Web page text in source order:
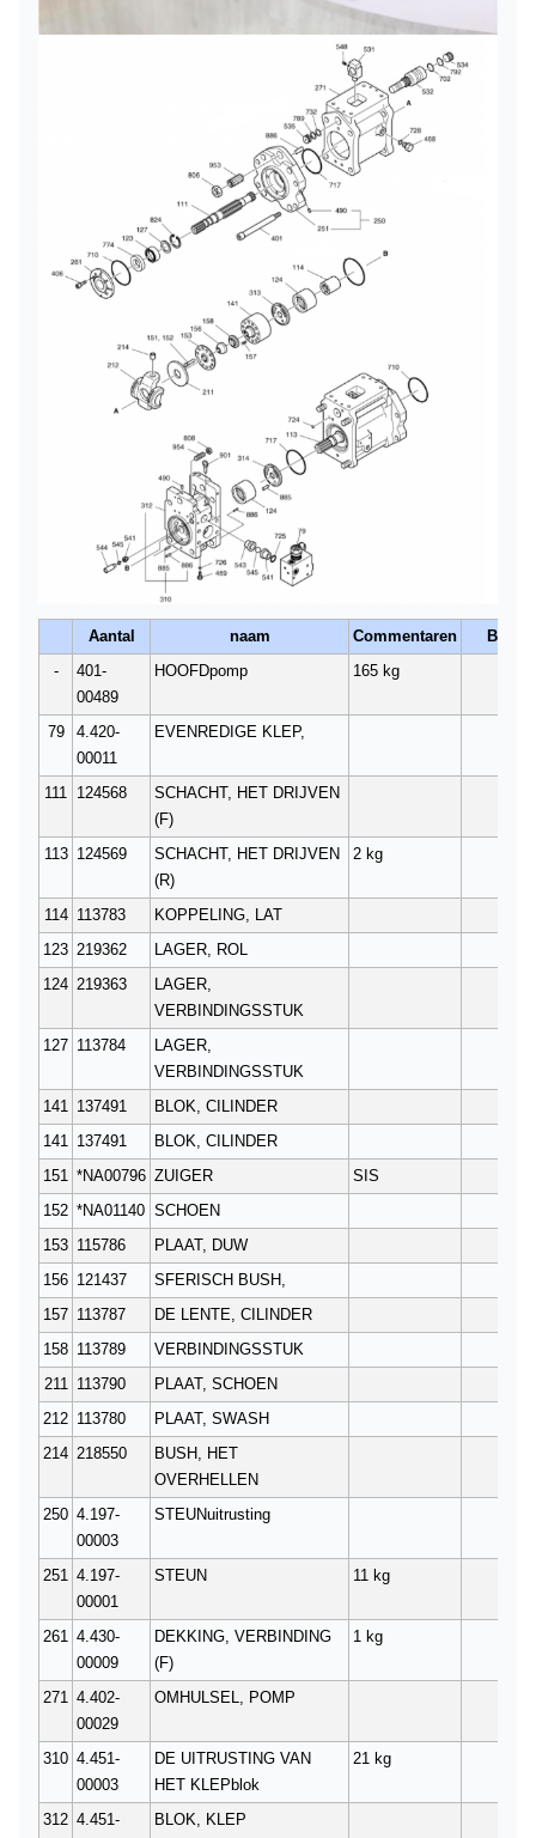
Aantal naam Commentaren
-
401-
00489
HOOFDpomp 165 kg
79
4.420-
00011
EVENREDIGE KLEP,
111 124568
SCHACHT, HET DRIJVEN
(F)
113 124569
SCHACHT, HET DRIJVEN
(R)
2 kg
114 113783 KOPPELING, LAT
123 219362 LAGER, ROL
124 219363
LAGER,
VERBINDINGSSTUK
127 113784
LAGER,
VERBINDINGSSTUK
141 137491 BLOK, CILINDER
141 137491 BLOK, CILINDER
151 *NA00796 ZUIGER SIS
152 *NA01140 SCHOEN
153 115786 PLAAT, DUW
156 121437 SFERISCH BUSH,
157 113787 DE LENTE, CILINDER
158 113789 VERBINDINGSSTUK
211 113790 PLAAT, SCHOEN
212 113780 PLAAT, SWASH
214 218550
BUSH, HET
OVERHELLEN
250 4.197-
00003
STEUNuitrusting
251 4.197-
00001
STEUN 11 kg
261 4.430-
00009
DEKKING, VERBINDING
(F)
1 kg
271 4.402-
00029
OMHULSEL, POMP
310 4.451-
00003
DE UITRUSTING VAN
HET KLEPblok
21 kg
312 4.451-
BLOK, KLEP